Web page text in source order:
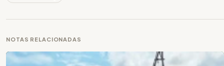
NOTAS RELACIONADAS